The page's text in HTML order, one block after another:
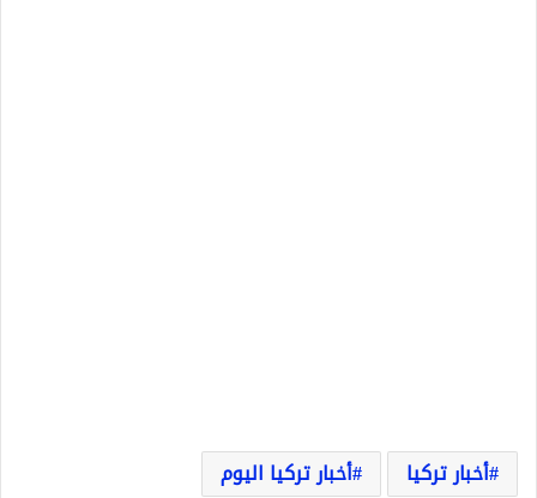
أخبار تركيا
أخبار تركيا اليوم